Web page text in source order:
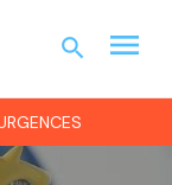
search menu